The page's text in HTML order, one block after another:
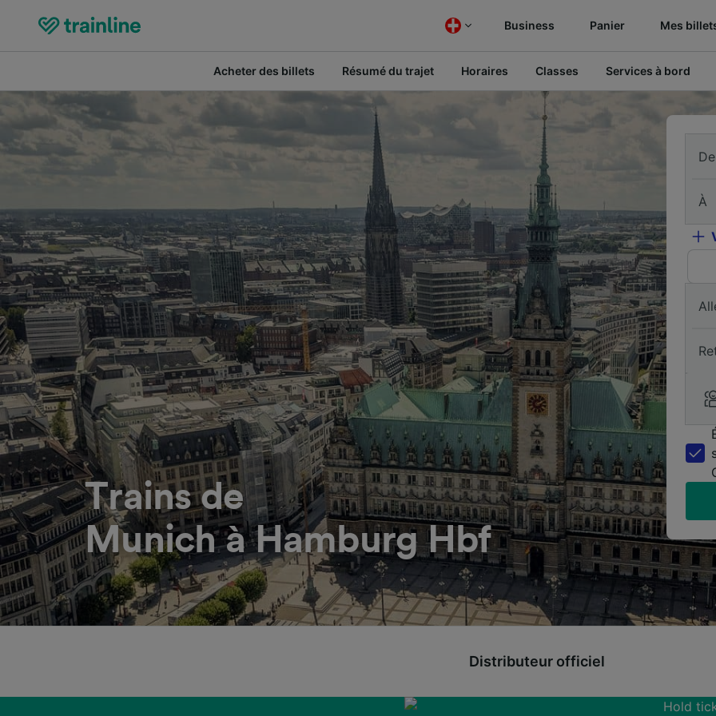
Business Panier Mes
Acheter des billets Résumé du trajet Horaires Classes Services à bord
Trains de
Munich à Hamburg Hbf
De
À
Distributeur officiel